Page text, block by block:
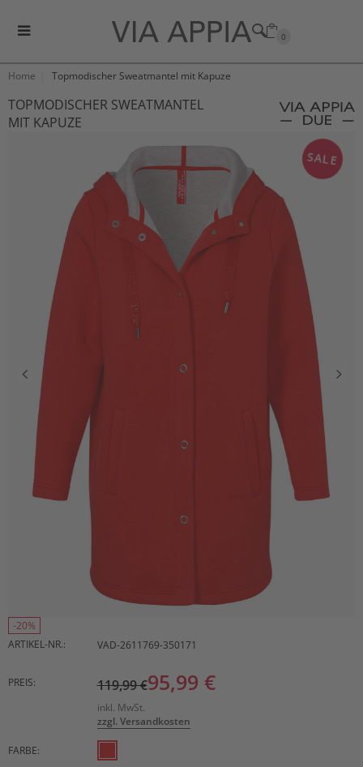
0
Home Topmodischer Sweatmantel mit Kapuze
TOPMODISCHER SWEATMANTEL
MIT KAPUZE
SALE
-20%
ARTIKEL-NR.:
VAD-2611769-350171
PREIS: 119,99 €95,99 €
inkl. MwSt.
zzgl. Versandkosten
FARBE: